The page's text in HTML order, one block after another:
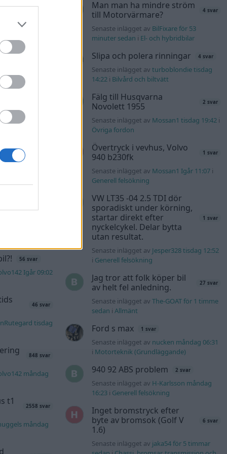
v6
för 1
för 15 timmar
56 svar
Igår 09:02
46 svar
tisdag
848 svar
måndag
t1
2558 svar
måndag
Man man ha mindre ström
till Motorvärmare?
4 svar
Senaste inlägget av BilFixare för 53
minuter sedan i El- och hybridbilar
Slipa och polera rinningar 4 svar
Senaste inlägget av turboblondie tisdag
14:22i Bilvård och biltvätt
Fälg till Husqvarna
Novolett 1955
2 svar
Senaste inlägget av Mossan1 tisdag 19:42i
Övriga fordon
Övertryck i vevhus, Volvo
940 b230fk
1 svar
Senaste inlägget av Mossan1 Igår 11:07i
Generell felsökning
VW LT35 -04 2.5 TDI dör
sporadiskt under körning,
startar direkt efter
nyckelcykel. Delar bytta
utan resultat.
1 svar
Senaste inlägget av Jesper328 tisdag 12:52
i Generell felsökning
Jag tror att folk köper bil
av helt fel anledning.
27 svar
Senaste inlägget av The-GOAT för 1 timme
sedan i Allmänt
Ford s max 1 svar
Senaste inlägget av nucken måndag 06:31
i Motorteknik (Grundläggande)
940 92 ABS problem 2 svar
Senaste inlägget av H-Karlsson måndag
16:23i Generell felsökning
Inget bromstryck efter
byte av bromsok (Golf V
1.6)
6 svar
Senaste inlägget av jaka54 för 5 timmar